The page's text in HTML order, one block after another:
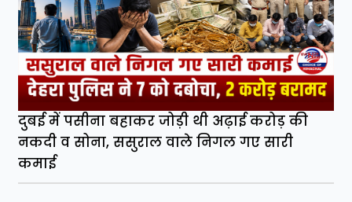
दुबई में पसीना बहाकर जोड़ी थी अढ़ाई करोड़ की
नकदी व सोना, ससुराल वाले निगल गए सारी
कमाई